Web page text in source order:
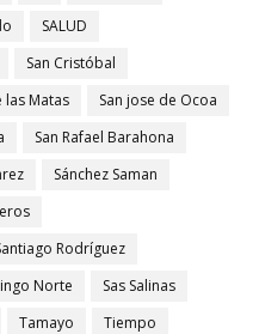
SALUD
San Cristóbal
las Matas
San jose de Ocoa
San Rafael Barahona
Sánchez Saman
Rodríguez
Norte
Sas Salinas
Tamayo
Tiempo